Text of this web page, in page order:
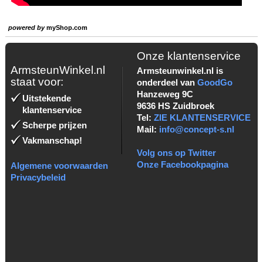
powered bymyShop.com
ArmsteunWinkel.nl
staat voor:
Uitstekende
klantenservice
Scherpe prijzen
Vakmanschap!
Algemene voorwaarden
Privacybeleid
Onze klantenservice
Armsteunwinkel.nl is
onderdeel van GoodGo
Hanzeweg 9C
9636 HS Zuidbroek
Tel: ZIE KLANTENSERVICE
Mail: info@concept-s.nl
Volg ons op Twitter
Onze Facebookpagina